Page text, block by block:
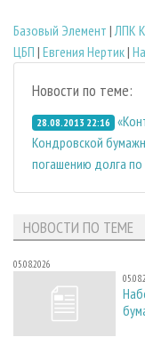
Базовый Элемент |ЛПК
ЦБП | Евгения Нертик|
Новости по теме:
28.08.2013 22:16
Кондровской
погашению долга по
НОВОСТИ ПО ТЕМЕ
05.08.2026